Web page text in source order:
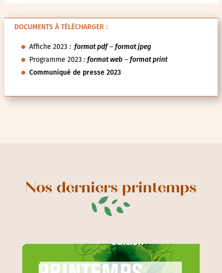
DOCUMENTS À TÉLÉCHARGER :
Affiche 2023: format pdf– format jpeg
Programme 2023 : format web– format print
Communiqué de presse 2023
Nos derniers printemps